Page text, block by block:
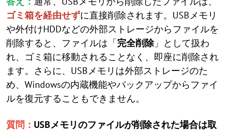
ゴミ箱を経由せずに直接削除されます。USBメモリ
や外付けHDDなどの外部ストレージからファイルを
削除すると、ファイルは「完全削除」として扱わ
れ、ゴミ箱に移動されることなく、即座に削除され
ます。さらに、USBメモリは外部ストレージのた
め、Windowsの内蔵機能やバックアップからファイ
ルを復元することもできません。
質問： USBメモリのファイルが削除された場合は取